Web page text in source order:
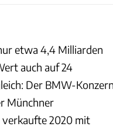
etwa 4,4 Milliarden
auch auf 24
Der BMW-
Münchner
verkaufte 2020 mit